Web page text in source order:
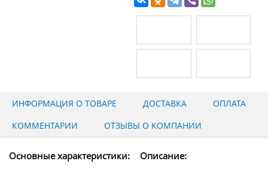
ИНФОРМАЦИЯ О ТОВАРЕ ДОСТАВКА
ОПЛАТА
КОММЕНТАРИИ
ОТЗЫВЫ О КОМПАНИИ
Основные характеристики: Описание: